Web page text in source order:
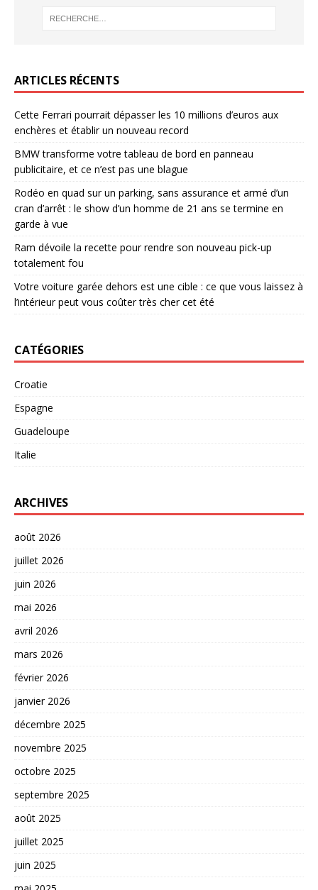
ARTICLES RÉCENTS
Cette Ferrari pourrait dépasser les 10 millions d’euros aux
enchères et établir un nouveau record
BMW transforme votre tableau de bord en panneau
publicitaire, et ce n’est pas une blague
Rodéo en quad sur un parking, sans assurance et armé d’un
cran d’arrêt : le show d’un homme de 21 ans se termine en
garde à vue
Ram dévoile la recette pour rendre son nouveau pick-up
totalement fou
Votre voiture garée dehors est une cible : ce que vous laissez à
l’intérieur peut vous coûter très cher cet été
CATÉGORIES
Croatie
Espagne
Guadeloupe
Italie
ARCHIVES
août 2026
juillet 2026
juin 2026
mai 2026
avril 2026
mars 2026
février 2026
janvier 2026
décembre 2025
novembre 2025
octobre 2025
septembre 2025
août 2025
juillet 2025
juin 2025